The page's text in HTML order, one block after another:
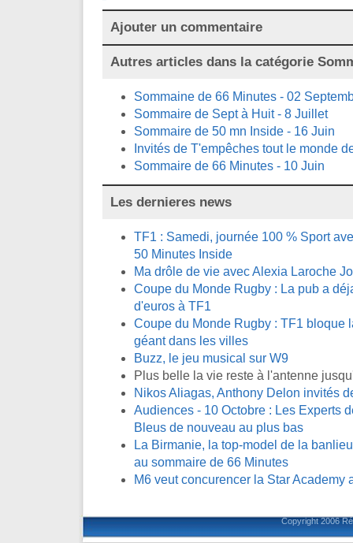
Ajouter un commentaire
Autres articles dans la catégorie
Sommaine de 66 Minutes - 02
Sommaire de Sept à Huit - 8 Juillet
Sommaire de 50 mn Inside - 16 Juin
Invités de T'empêches tout le monde
Sommaire de 66 Minutes - 10 Juin
Les dernieres news
TF1 : Samedi, journée 100 % Sport
50 Minutes Inside
Ma drôle de vie avec Alexia Laroche
Coupe du Monde Rugby : La pub a
d'euros à TF1
Coupe du Monde Rugby : TF1 bloque
géant dans les villes
Buzz, le jeu musical sur W9
Plus belle la vie reste à l'antenne
Nikos Aliagas, Anthony Delon invités
Audiences - 10 Octobre : Les Experts
Bleus de nouveau au plus bas
La Birmanie, la top-model de la
au sommaire de 66 Minutes
M6 veut concurencer la Star Academy
Copyright 2006